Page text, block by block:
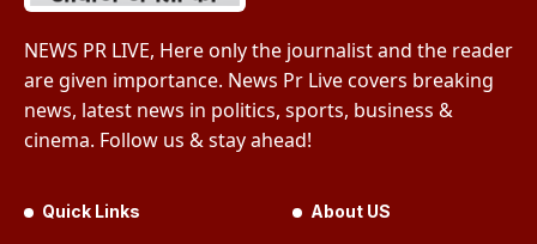
NEWS PR LIVE, Here only the journalist and the reader
are given importance. News Pr Live covers breaking
news, latest news in politics, sports, business &
cinema. Follow us & stay ahead!
Quick Links About US